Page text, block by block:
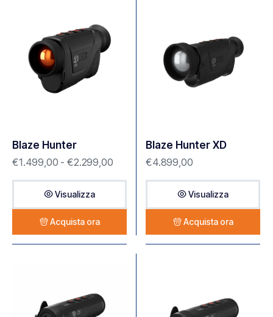
Blaze Hunter
€1.499,00 - €2.299,00
Visualizza
Acquista ora
Blaze Hunter XD
€4.899,00
Visualizza
Acquista ora